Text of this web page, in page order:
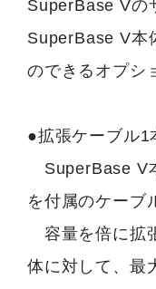
SuperBase Vの
SuperBase V本
のできるオプシ
●拡張ケーブル1
SuperBase V
を付属のケーブ
容量を倍に拡
体に対して、最